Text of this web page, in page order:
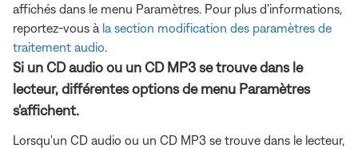
affichés dans le menu Paramètres. Pour plus d'informations,
reportez-vous à la section modification des paramètres de
traitement audio
Si un CD audio ou un CD MP3 se trouve dans le
lecteur, différentes options de menu Paramètres
s'affichent.
Lorsqu'un CD audio ou un CD MP3 se trouve dans le lecteur,